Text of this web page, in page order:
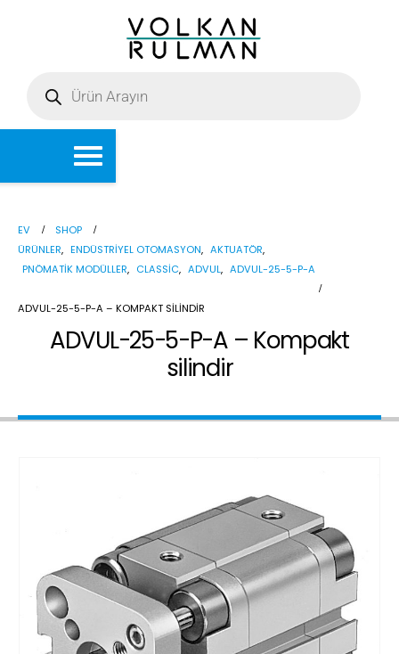
EV
SHOP
ÜRÜNLER, ENDÜSTRIYEL OTOMASYON, AKTUATÖR,
PNÖMATIK MODÜLLER, CLASSIC, ADVUL, ADVUL-25-5-P-A
ADVUL-25-5-P-A – KOMPAKT SILINDIR
ADVUL-25-5-P-A – Kompakt
silindir